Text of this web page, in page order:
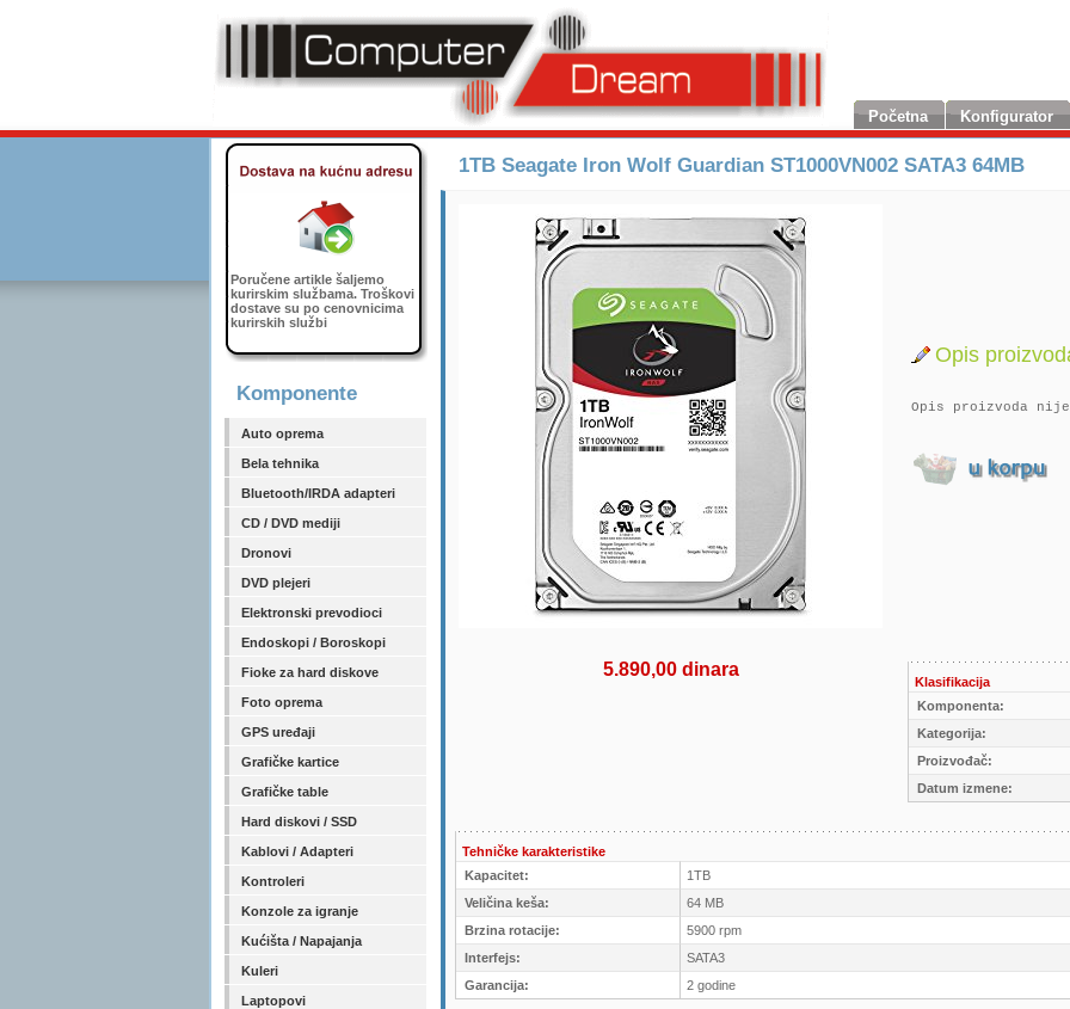
Početna Konfigurator
Poručene artikle šaljemo
kurirskim službama. Troškovi
dostave su po cenovnicima
kurirskih službi
Komponente
Auto oprema
Bela tehnika
Bluetooth/IRDA adapteri
CD / DVD mediji
Dronovi
DVD plejeri
Elektronski prevodioci
Endoskopi / Boroskopi
Fioke za hard diskove
Foto oprema
GPS uređaji
Grafičke kartice
Grafičke table
Hard diskovi / SSD
Kablovi / Adapteri
Kontroleri
Konzole za igranje
Kućišta / Napajanja
Kuleri
Laptopovi
1TB Seagate Iron Wolf Guardian ST1000VN002 SATA3 64MB
Opis
Opis proizvoda
5.890,00 dinara
Klasifikacija
Komponenta:
Kategorija:
Proizvođač:
Datum izmene:
Tehničke karakteristike
Kapacitet:
1TB
Veličina keša:
64 MB
Brzina rotacije:
5900 rpm
Interfejs:
SATA3
Garancija:
2 godine